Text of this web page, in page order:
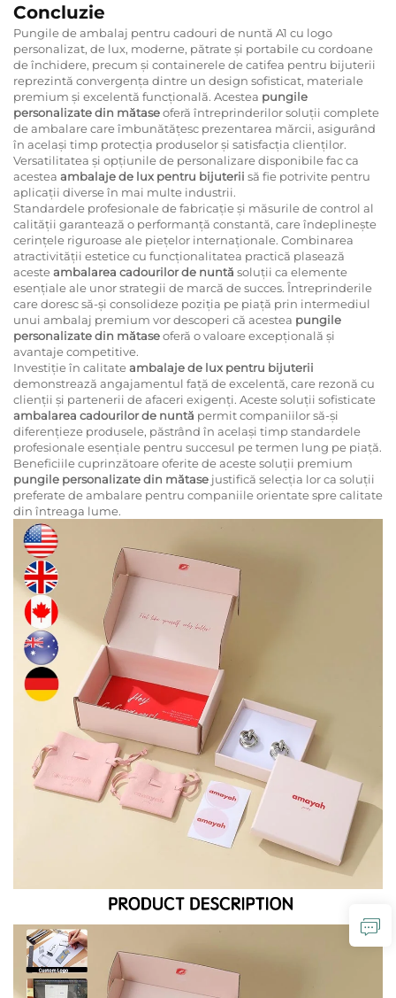
Concluzie
Pungile de ambalaj pentru cadouri de nuntă A1 cu logo
personalizat, de lux, moderne, pătrate și portabile cu cordoane
de închidere, precum și containerele de catifea pentru bijuterii
reprezintă convergența dintre un design sofisticat, materiale
premium și excelentă funcțională. Acestea pungile
personalizate din mătaseoferă întreprinderilor soluții complete
de ambalare care îmbunătățesc prezentarea mărcii, asigurând
în același timp protecția produselor și satisfacția clienților.
Versatilitatea și opțiunile de personalizare disponibile fac ca
acestea ambalaje de lux pentru bijuterii să fie potrivite pentru
aplicații diverse în mai multe industrii.
Standardele profesionale de fabricație și măsurile de control al
calității garantează o performanță constantă, care îndeplinește
cerințele riguroase ale piețelor internaționale. Combinarea
atractivității estetice cu funcționalitatea practică plasează
acesteambalarea cadourilor de nuntă soluții ca elemente
esențiale ale unor strategii de marcă de succes. Întreprinderile
care doresc să-și consolideze poziția pe piață prin intermediul
unui ambalaj premium vor descoperi că acestea pungile
personalizate din mătaseoferă o valoare excepțională și
avantaje competitive.
Investiție în calitateambalaje de lux pentru bijuterii
demonstrează angajamentul față de excelentă, care rezonă cu
clienții și partenerii de afaceri exigenți. Aceste soluții sofisticate
ambalarea cadourilor de nuntă permit companiilor să-și
diferențieze produsele, păstrând în același timp standardele
profesionale esențiale pentru succesul pe termen lung pe piață.
Beneficiile cuprinzătoare oferite de aceste soluții premium
pungile personalizate din mătase justifică selecția lor ca soluții
preferate de ambalare pentru companiile orientate spre calitate
din întreaga lume.